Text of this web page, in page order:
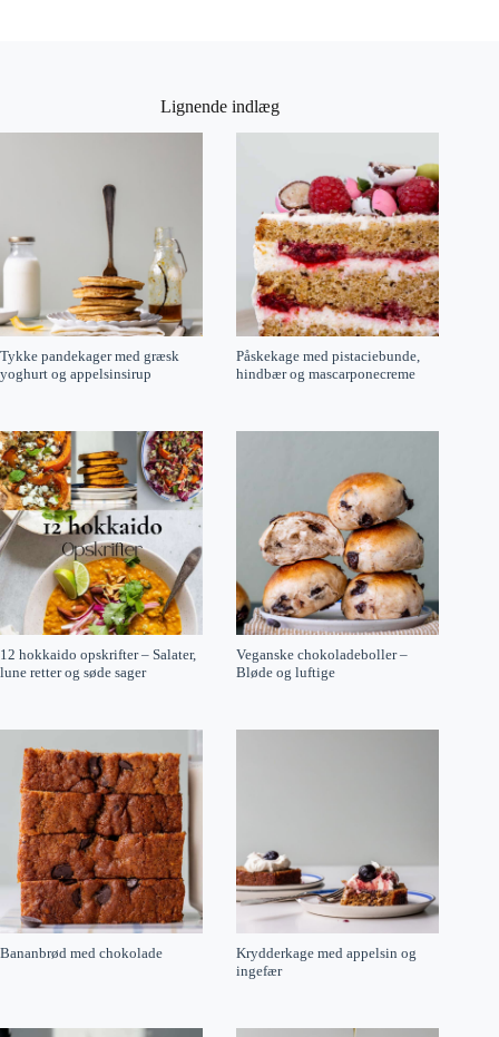
Lignende indlæg
Tykke pandekager med græsk
yoghurt og appelsinsirup
Påskekage med pistaciebunde,
hindbær og mascarponecreme
12 hokkaido opskrifter – Salater,
lune retter og søde sager
Veganske chokoladeboller –
Bløde og luftige
Bananbrød med chokolade
Krydderkage med appelsin og
ingefær